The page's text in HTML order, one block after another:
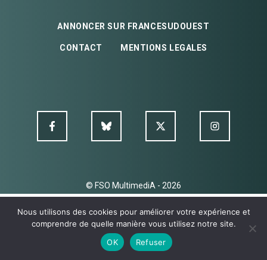
ANNONCER SUR FRANCESUDOUEST
CONTACT MENTIONS LEGALES
© FSO MultimediA - 2026
Nous utilisons des cookies pour améliorer votre expérience et
comprendre de quelle manière vous utilisez notre site.
OK
Refuser